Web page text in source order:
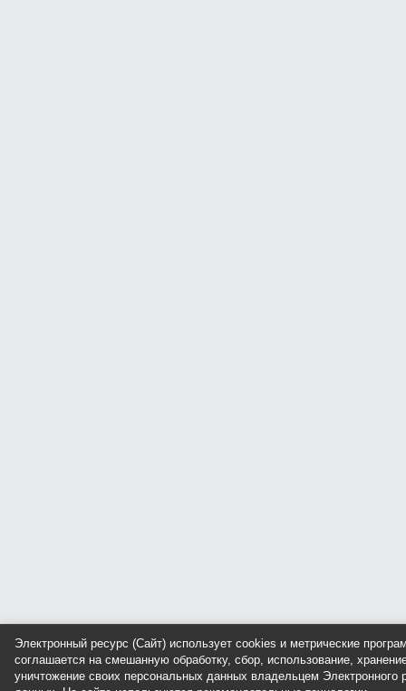
Электронный ресурс (Сайт) использует cookies и метрические
соглашается на смешанную обработку, сбор, использование,
уничтожение своих персональных данных владельцем Электронного